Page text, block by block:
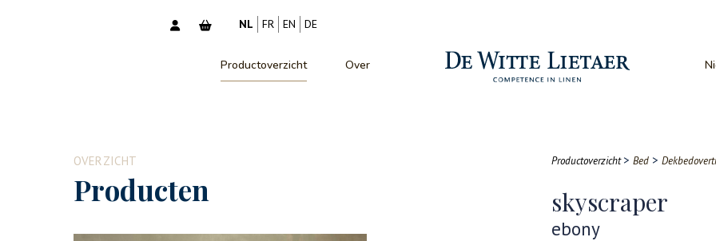
NL FR EN DE
Productoverzicht Over
OVERZICHT
Producten
Productoverzicht > Bed >
skyscraper
ebony